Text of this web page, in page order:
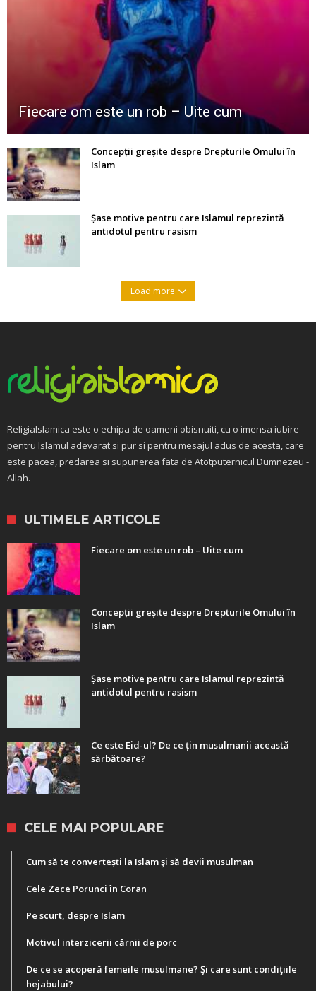
Fiecare om este un rob – Uite cum
Concepții greșite despre Drepturile Omului în
Islam
Șase motive pentru care Islamul reprezintă
antidotul pentru rasism
Load more
ReligiaIslamica este o echipa de oameni obisnuiti, cu o imensa iubire
pentru Islamul adevarat si pur si pentru mesajul adus de acesta, care
este pacea, predarea si supunerea fata de Atotputernicul Dumnezeu -
Allah.
ULTIMELE ARTICOLE
Fiecare om este un rob – Uite cum
Concepții greșite despre Drepturile Omului în
Islam
Șase motive pentru care Islamul reprezintă
antidotul pentru rasism
Ce este Eid-ul? De ce țin musulmanii această
sărbătoare?
CELE MAI POPULARE
Cum să te convertești la Islam şi să devii musulman
Cele Zece Porunci în Coran
Pe scurt, despre Islam
Motivul interzicerii cărnii de porc
De ce se acoperă femeile musulmane? Şi care sunt condiţiile
hejabului?